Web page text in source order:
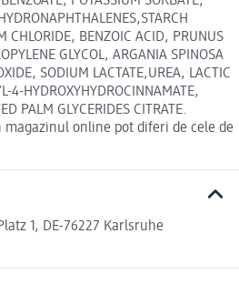
CHLORIDE, BENZOIC ACID, PRUNUS
GLYCOL, ARGANIA SPINOSA
SODIUM LACTATE,UREA, LACTIC
4-HYDROXYHYDROCINNAMATE,
PALM GLYCERIDES CITRATE.
online pot diferi de cele de
1, DE-76227 Karlsruhe